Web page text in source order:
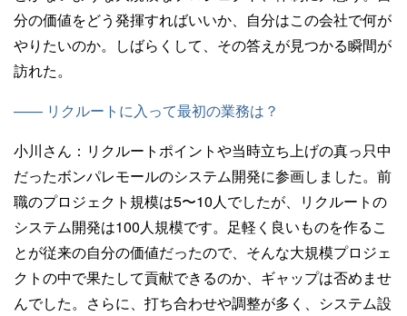
分の価値をどう発揮すればいいか、自分はこの会社で何が
やりたいのか。しばらくして、その答えが見つかる瞬間が
訪れた。
—— リクルートに入って最初の業務は？
小川さん： リクルートポイントや当時立ち上げの真っ只中
だったボンパレモールのシステム開発に参画しました。前
職のプロジェクト規模は5〜10人でしたが、リクルートの
システム開発は100人規模です。足軽く良いものを作るこ
とが従来の自分の価値だったので、そんな大規模プロジェ
クトの中で果たして貢献できるのか、ギャップは否めませ
んでした。さらに、打ち合わせや調整が多く、システム設